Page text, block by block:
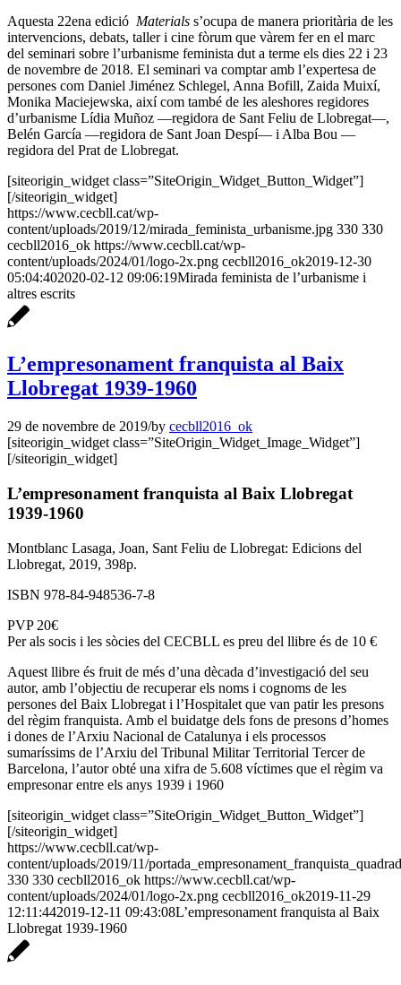
Aquesta 22ena edició Materials s’ocupa de manera prioritària de les
intervencions, debats, taller i cine fòrum que vàrem fer en el marc
del seminari sobre l’urbanisme feminista dut a terme els dies 22 i 23
de novembre de 2018. El seminari va comptar amb l’expertesa de
persones com Daniel Jiménez Schlegel, Anna Bofill, Zaida Muixí,
Monika Maciejewska, així com també de les aleshores regidores
d’urbanisme Lídia Muñoz —regidora de Sant Feliu de Llobregat—,
Belén García —regidora de Sant Joan Despí— i Alba Bou —
regidora del Prat de Llobregat.
[siteorigin_widget class=”SiteOrigin_Widget_Button_Widget”]
[/siteorigin_widget]
https://www.cecbll.cat/wp-
content/uploads/2019/12/mirada_feminista_urbanisme.jpg 330 330
cecbll2016_ok https://www.cecbll.cat/wp-
content/uploads/2024/01/logo-2x.png cecbll2016_ok2019-12-30
05:04:402020-02-12 09:06:19Mirada feminista de l’urbanisme i
altres escrits
L’empresonament franquista al Baix
Llobregat 1939-1960
29 de novembre de 2019/by cecbll2016_ok
[siteorigin_widget class=”SiteOrigin_Widget_Image_Widget”]
[/siteorigin_widget]
L’empresonament franquista al Baix Llobregat
1939-1960
Montblanc Lasaga, Joan, Sant Feliu de Llobregat: Edicions del
Llobregat, 2019, 398p.
ISBN 978-84-948536-7-8
PVP 20€
Per als socis i les sòcies del CECBLL es preu del llibre és de 10 €
Aquest llibre és fruit de més d’una dècada d’investigació del seu
autor, amb l’objectiu de recuperar els noms i cognoms de les
persones del Baix Llobregat i l’Hospitalet que van patir les presons
del règim franquista. Amb el buidatge dels fons de presons d’homes
i dones de l’Arxiu Nacional de Catalunya i els processos
sumaríssims de l’Arxiu del Tribunal Militar Territorial Tercer de
Barcelona, l’autor obté una xifra de 5.608 víctimes que el règim va
empresonar entre els anys 1939 i 1960
[siteorigin_widget class=”SiteOrigin_Widget_Button_Widget”]
[/siteorigin_widget]
https://www.cecbll.cat/wp-
content/uploads/2019/11/
330 330 cecbll2016_ok https://www.cecbll.cat/wp-
content/uploads/2024/01/logo-2x.png cecbll2016_ok2019-11-29
12:11:442019-12-11 09:43:08L’empresonament franquista al Baix
Llobregat 1939-1960